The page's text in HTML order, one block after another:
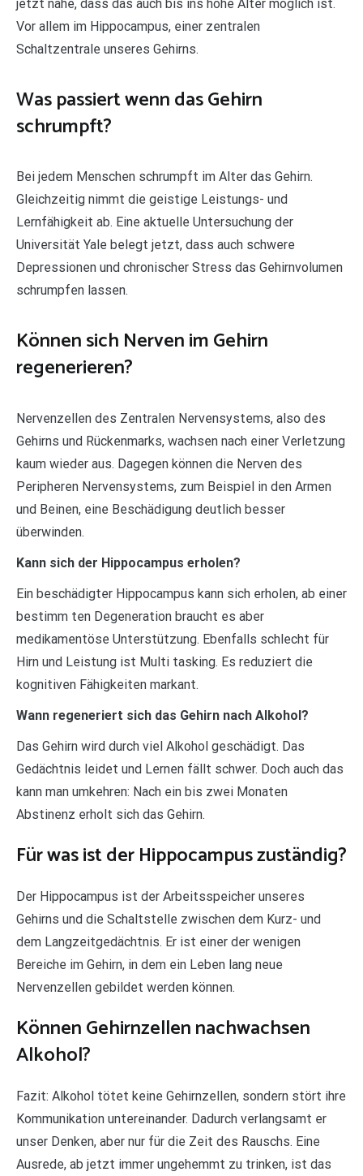
jetzt nahe, dass das auch bis ins hohe Alter möglich ist.
Vor allem im Hippocampus, einer zentralen
Schaltzentrale unseres Gehirns.
Was passiert wenn das Gehirn
schrumpft?
Bei jedem Menschen schrumpft im Alter das Gehirn.
Gleichzeitig nimmt die geistige Leistungs- und
Lernfähigkeit ab. Eine aktuelle Untersuchung der
Universität Yale belegt jetzt, dass auch schwere
Depressionen und chronischer Stress das Gehirnvolumen
schrumpfen lassen.
Können sich Nerven im Gehirn
regenerieren?
Nervenzellen des Zentralen Nervensystems, also des
Gehirns und Rückenmarks, wachsen nach einer Verletzung
kaum wieder aus. Dagegen können die Nerven des
Peripheren Nervensystems, zum Beispiel in den Armen
und Beinen, eine Beschädigung deutlich besser
überwinden.
Kann sich der Hippocampus erholen?
Ein beschädigter Hippocampus kann sich erholen, ab einer
bestimm ten Degeneration braucht es aber
medikamentöse Unterstützung. Ebenfalls schlecht für
Hirn und Leistung ist Multi tasking. Es reduziert die
kognitiven Fähigkeiten markant.
Wann regeneriert sich das Gehirn nach Alkohol?
Das Gehirn wird durch viel Alkohol geschädigt. Das
Gedächtnis leidet und Lernen fällt schwer. Doch auch das
kann man umkehren: Nach ein bis zwei Monaten
Abstinenz erholt sich das Gehirn.
Für was ist der Hippocampus zuständig?
Der Hippocampus ist der Arbeitsspeicher unseres
Gehirns und die Schaltstelle zwischen dem Kurz- und
dem Langzeitgedächtnis. Er ist einer der wenigen
Bereiche im Gehirn, in dem ein Leben lang neue
Nervenzellen gebildet werden können.
Können Gehirnzellen nachwachsen
Alkohol?
Fazit: Alkohol tötet keine Gehirnzellen, sondern stört ihre
Kommunikation untereinander. Dadurch verlangsamt er
unser Denken, aber nur für die Zeit des Rauschs. Eine
Ausrede, ab jetzt immer ungehemmt zu trinken, ist das